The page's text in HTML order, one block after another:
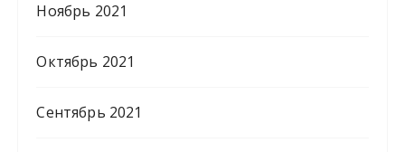
Ноябрь 2021
Октябрь 2021
Сентябрь 2021